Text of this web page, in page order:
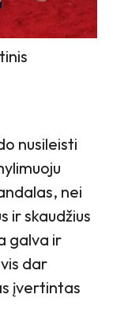
nusileisti
nei
ir skaudžius
galva ir
dar
įvertintas